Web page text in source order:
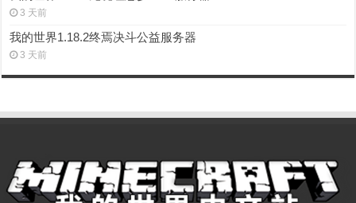
3 天前
我的世界1.18.2终焉决斗公益服务器
3 天前